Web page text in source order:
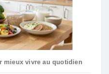
mieux vivre au quotidien